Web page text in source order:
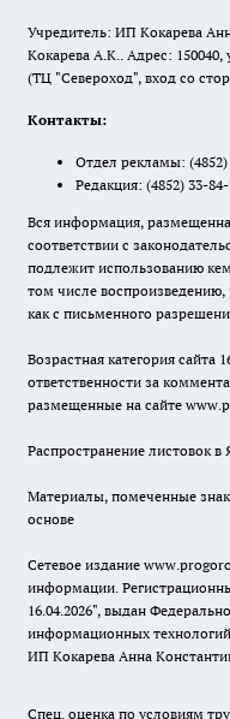
Учредитель: ИП Кокарева
Кокарева А.К.. Адрес:
(ТЦ "Североход", вход со
Контакты:
Отдел рекламы:
Редакция: (4852) 33-
Вся информация,
соответствии с
подлежит использованию
том числе воспроизведению,
как с письменного
Возрастная категория сайта
ответственности за
размещенные на сайте
Распространение листовок в
Материалы, помеченные
основе
Сетевое издание
информации.
16.04.2026", выдан
информационных
ИП Кокарева Анна
Спец. оценка по условиям